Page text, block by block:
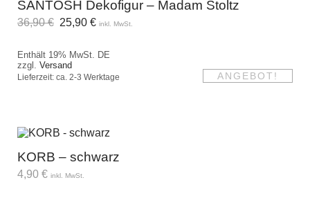
ANGEBOT!
SANTOSH Dekofigur – Madam Stoltz
36,90€ 25,90 € inkl. MwSt.
Enthält 19% MwSt. DE
zzgl. Versand
Lieferzeit: ca. 2-3 Werktage
KORB – schwarz
4,90 € inkl. MwSt.